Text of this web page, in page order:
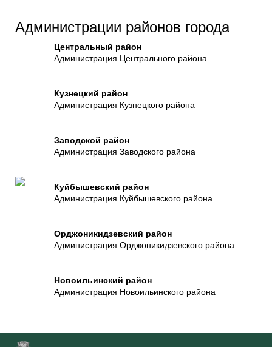
Администрации районов города
Центральный район
Администрация Центрального района
Кузнецкий район
Администрация Кузнецкого района
Заводской район
Администрация Заводского района
Куйбышевский район
Администрация Куйбышевского района
Орджоникидзевский район
Администрация Орджоникидзевского района
Новоильинский район
Администрация Новоильинского района